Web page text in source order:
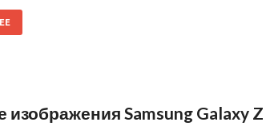
Samsung Galaxy Z